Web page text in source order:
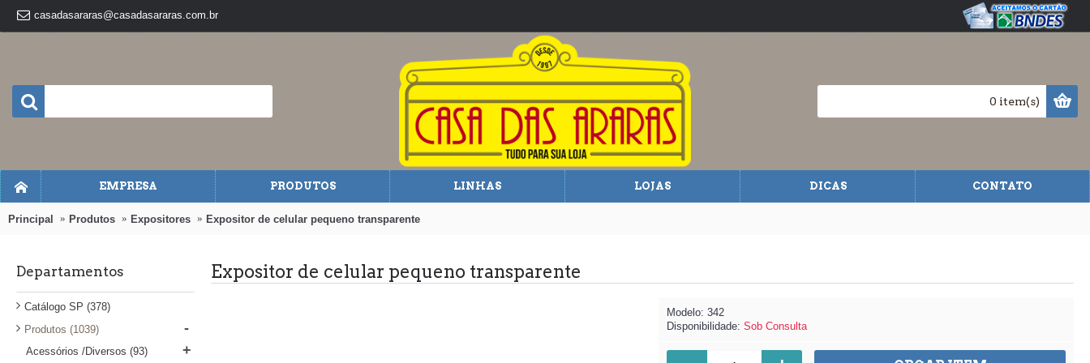
casadasararas@casadasararas.com.br
0 item(s)
EMPRESA PRODUTOS LINHAS LOJAS DICAS CONTATO
Principal Produtos Expositores Expositor de celular pequeno transparente
Departamentos
Catálogo SP (378)
Produtos (1039) -
Acessórios /Diversos (93) +
Expositor de celular pequeno transparente
Modelo: 342
Disponibilidade: Sob Consulta